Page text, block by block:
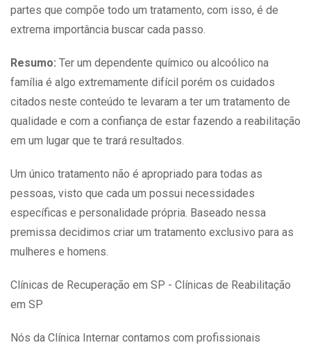
partes que compõe todo um tratamento, com isso, é de
extrema importância buscar cada passo.
Resumo: Ter um dependente químico ou alcoólico na
família é algo extremamente difícil porém os cuidados
citados neste conteúdo te levaram a ter um tratamento de
qualidade e com a confiança de estar fazendo a reabilitação
em um lugar que te trará resultados.
Um único tratamento não é apropriado para todas as
pessoas, visto que cada um possui necessidades
específicas e personalidade própria. Baseado nessa
premissa decidimos criar um tratamento exclusivo para as
mulheres e homens.
Clínicas de Recuperação em SP - Clínicas de Reabilitação
em SP
Nós da Clínica Internar contamos com profissionais